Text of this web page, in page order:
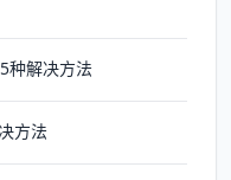
种解决方法
方法